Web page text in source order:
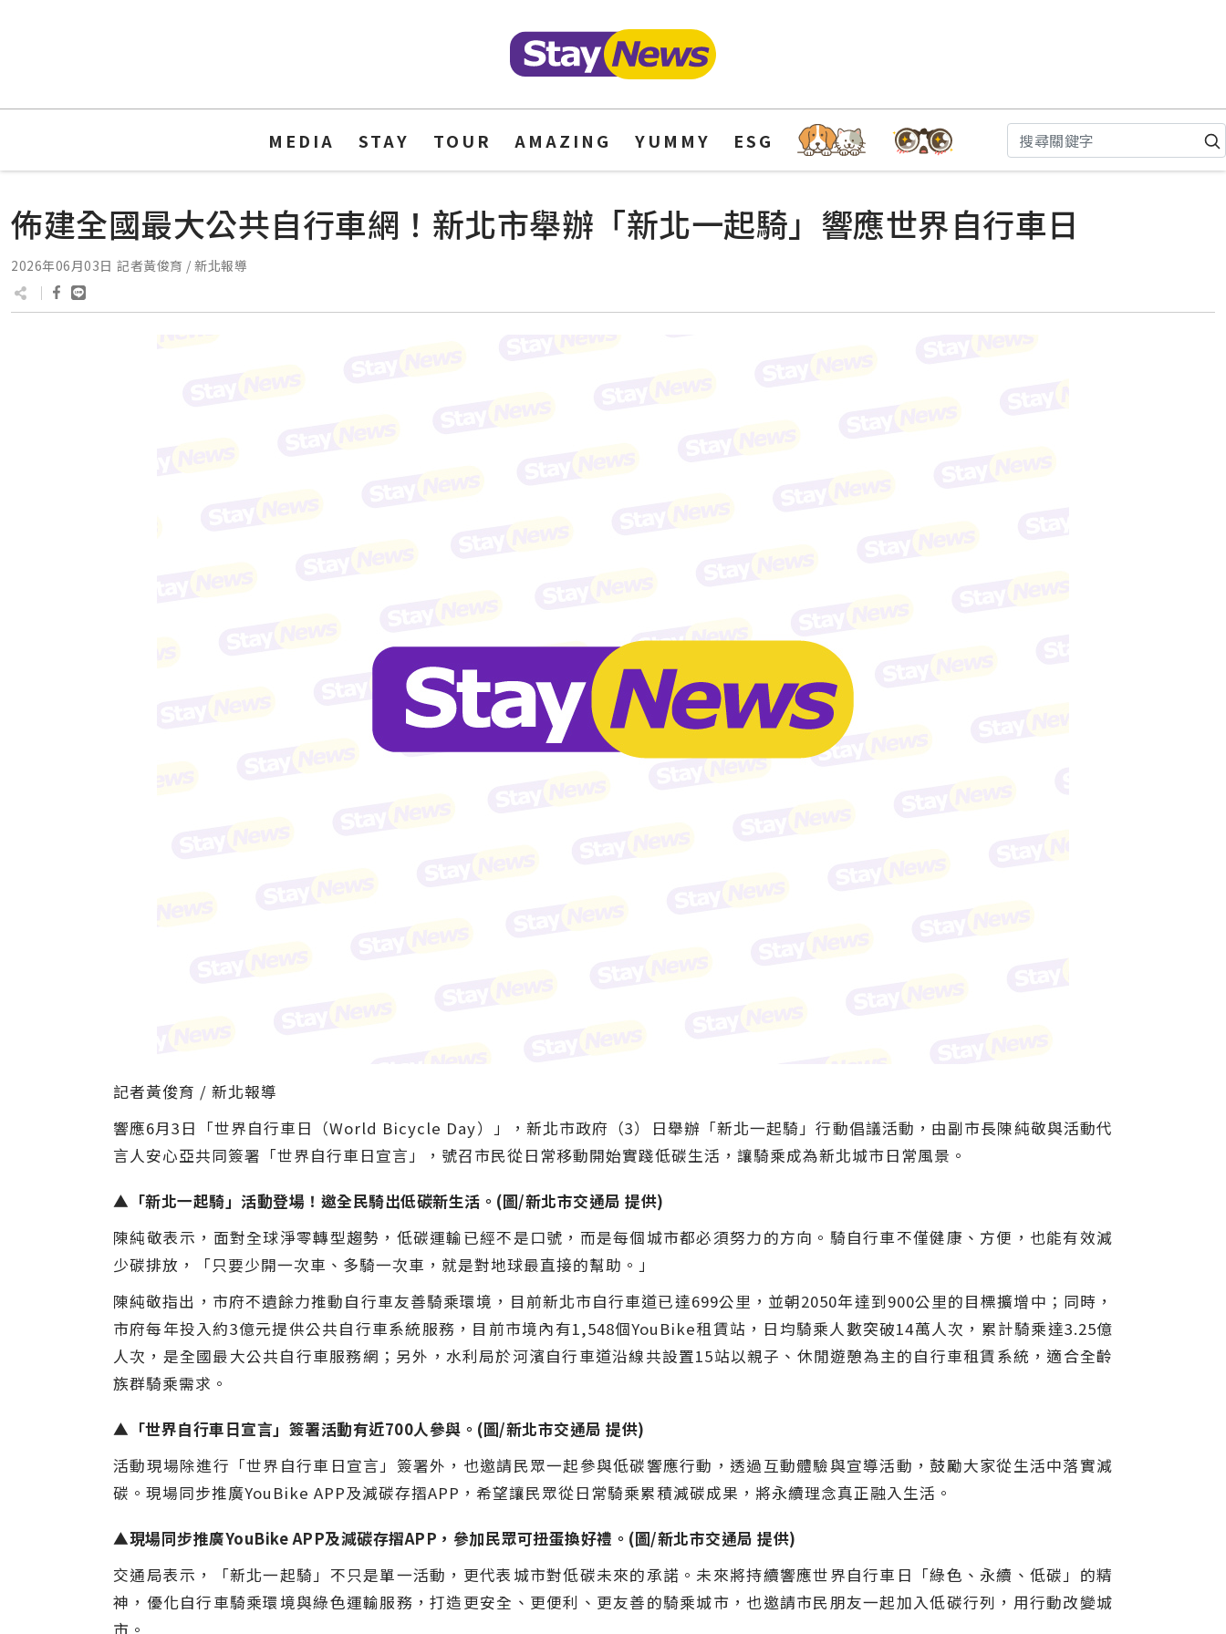
MEDIA STAY TOUR AMAZING YUMMY ESG
佈建全國最大公共自行車網！新北市舉辦「新北一起騎」響應世界自行車日
2026年06月03日 記者黃俊育 / 新北報導
記者黃俊育 / 新北報導
響應6月3日「世界自行車日（World Bicycle Day）」，新北市政府（3）日舉辦「新北一起騎」行動倡議活動，由副市長陳純敬與活動代
言人安心亞共同簽署「世界自行車日宣言」，號召市民從日常移動開始實踐低碳生活，讓騎乘成為新北城市日常風景。
▲「新北一起騎」活動登場！邀全民騎出低碳新生活。(圖/新北市交通局 提供)
陳純敬表示，面對全球淨零轉型趨勢，低碳運輸已經不是口號，而是每個城市都必須努力的方向。騎自行車不僅健康、方便，也能有效減
少碳排放，「只要少開一次車、多騎一次車，就是對地球最直接的幫助。」
陳純敬指出，市府不遺餘力推動自行車友善騎乘環境，目前新北市自行車道已達699公里，並朝2050年達到900公里的目標擴增中；同時，
市府每年投入約3億元提供公共自行車系統服務，目前市境內有1,548個YouBike租賃站，日均騎乘人數突破14萬人次，累計騎乘達3.25億
人次，是全國最大公共自行車服務網；另外，水利局於河濱自行車道沿線共設置15站以親子、休閒遊憩為主的自行車租賃系統，適合全齡
族群騎乘需求。
▲「世界自行車日宣言」簽署活動有近700人參與。(圖/新北市交通局 提供)
活動現場除進行「世界自行車日宣言」簽署外，也邀請民眾一起參與低碳響應行動，透過互動體驗與宣導活動，鼓勵大家從生活中落實減
碳。現場同步推廣YouBike APP及減碳存摺APP，希望讓民眾從日常騎乘累積減碳成果，將永續理念真正融入生活。
▲現場同步推廣YouBike APP及減碳存摺APP，參加民眾可扭蛋換好禮。(圖/新北市交通局 提供)
交通局表示，「新北一起騎」不只是單一活動，更代表城市對低碳未來的承諾。未來將持續響應世界自行車日「綠色、永續、低碳」的精
神，優化自行車騎乘環境與綠色運輸服務，打造更安全、更便利、更友善的騎乘城市，也邀請市民朋友一起加入低碳行列，用行動改變城
市。